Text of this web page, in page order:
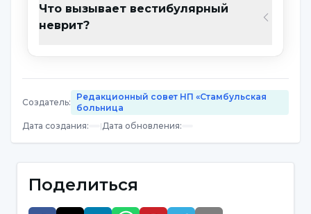
Вариативность выздоровления зависит от
степени повреждения органов. Некоторые
из симптомов следующие;
Затруднения при ходьбе
Нарушение зрения,
Затруднения при чтении
концентрацией внимания
Что вызывает вестибулярный
неврит?
Создатель:
Редакционный совет НП «Стамбульская
больница
Дата создания: |Дата обновления:
Поделиться